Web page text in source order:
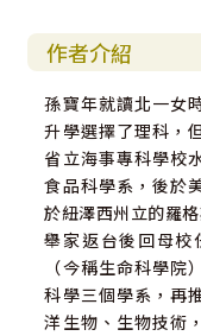
作者介紹
孫寶年就讀北一女
升學選擇了理科，
省立海事專科學校
食品科學系，後於
於紐澤西州立的羅
舉家返台後回母校
（今稱生命科學
科學三個學系，再
洋生物、生物技術